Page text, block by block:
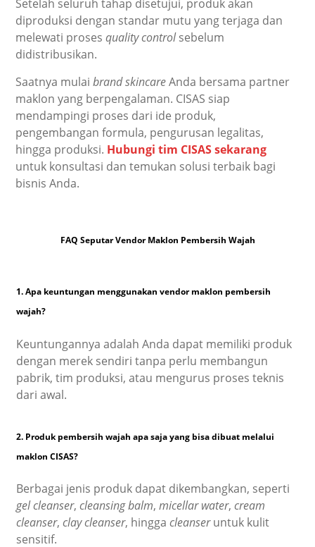
Setelah seluruh tahap disetujui, produk akan
diproduksi dengan standar mutu yang terjaga dan
melewati prosesquality controlsebelum
didistribusikan.
Saatnya mulaibrand skincareAnda bersama partner
maklon yang berpengalaman. CISAS siap
mendampingi proses dari ide produk,
pengembangan formula, pengurusan legalitas,
hingga produksi. Hubungi tim CISAS sekarang
untuk konsultasi dan temukan solusi terbaik bagi
bisnis Anda.
FAQ Seputar Vendor Maklon Pembersih Wajah
1. Apa keuntungan menggunakan vendor maklon pembersih
wajah?
Keuntungannya adalah Anda dapat memiliki produk
dengan merek sendiri tanpa perlu membangun
pabrik, tim produksi, atau mengurus proses teknis
dari awal.
2. Produk pembersih wajah apa saja yang bisa dibuat melalui
maklon CISAS?
Berbagai jenis produk dapat dikembangkan, seperti
gel cleanser,cleansing balm,micellar water,cream
cleanser,clay cleanser, hinggacleanseruntuk kulit
sensitif.